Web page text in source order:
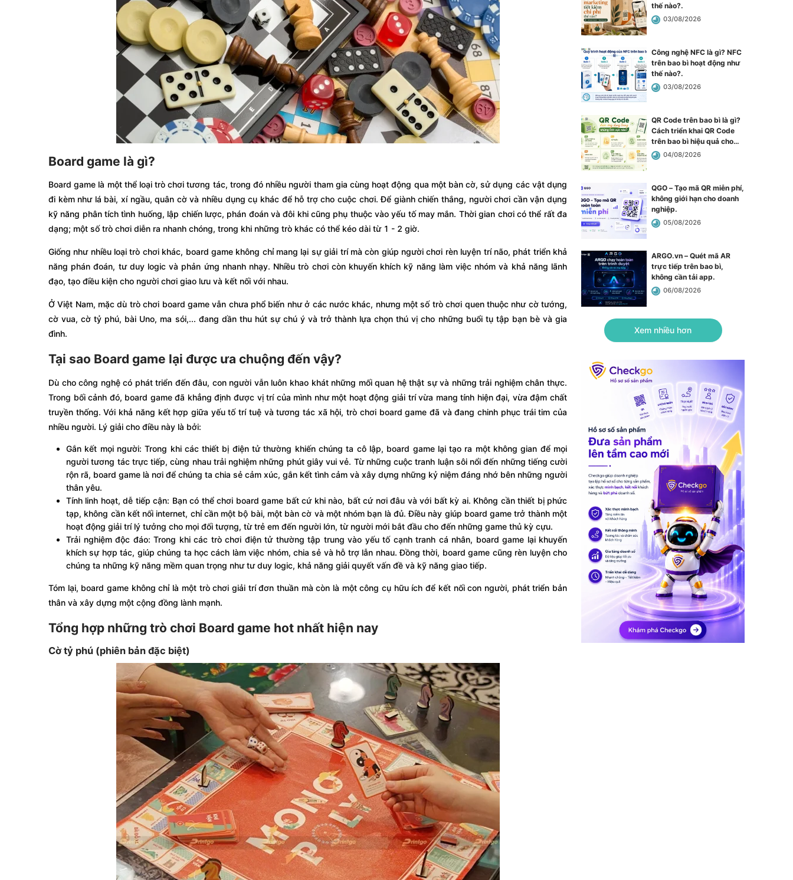
Board game là gì?
Board game là một thể loại trò chơi tương tác, trong đó nhiều người tham gia cùng hoạt động qua một bàn cờ, sử dụng các vật dụng
đi kèm như lá bài, xí ngầu, quân cờ và nhiều dụng cụ khác để hỗ trợ cho cuộc chơi. Để giành chiến thắng, người chơi cần vận dụng
kỹ năng phân tích tình huống, lập chiến lược, phán đoán và đôi khi cũng phụ thuộc vào yếu tố may mắn. Thời gian chơi có thể rất đa
dạng; một số trò chơi diễn ra nhanh chóng, trong khi những trò khác có thể kéo dài từ 1 - 2 giờ.
Giống như nhiều loại trò chơi khác, board game không chỉ mang lại sự giải trí mà còn giúp người chơi rèn luyện trí não, phát triển khả
năng phán đoán, tư duy logic và phản ứng nhanh nhạy. Nhiều trò chơi còn khuyến khích kỹ năng làm việc nhóm và khả năng lãnh
đạo, tạo điều kiện cho người chơi giao lưu và kết nối với nhau.
Ở Việt Nam, mặc dù trò chơi board game vẫn chưa phổ biến như ở các nước khác, nhưng một số trò chơi quen thuộc như cờ tướng,
cờ vua, cờ tỷ phú, bài Uno, ma sói,... đang dần thu hút sự chú ý và trở thành lựa chọn thú vị cho những buổi tụ tập bạn bè và gia
đình.
Tại sao Board game lại được ưa chuộng đến vậy?
Dù cho công nghệ có phát triển đến đâu, con người vẫn luôn khao khát những mối quan hệ thật sự và những trải nghiệm chân thực.
Trong bối cảnh đó, board game đã khẳng định được vị trí của mình như một hoạt động giải trí vừa mang tính hiện đại, vừa đậm chất
truyền thống. Với khả năng kết hợp giữa yếu tố trí tuệ và tương tác xã hội, trò chơi board game đã và đang chinh phục trái tim của
nhiều người. Lý giải cho điều này là bởi:
Gắn kết mọi người: Trong khi các thiết bị điện tử thường khiến chúng ta cô lập, board game lại tạo ra một không gian để mọi
người tương tác trực tiếp, cùng nhau trải nghiệm những phút giây vui vẻ. Từ những cuộc tranh luận sôi nổi đến những tiếng cười
rộn rã, board game là nơi để chúng ta chia sẻ cảm xúc, gắn kết tình cảm và xây dựng những kỷ niệm đáng nhớ bên những người
thân yêu.
Tính linh hoạt, dễ tiếp cận: Bạn có thể chơi board game bất cứ khi nào, bất cứ nơi đâu và với bất kỳ ai. Không cần thiết bị phức
tạp, không cần kết nối internet, chỉ cần một bộ bài, một bàn cờ và một nhóm bạn là đủ. Điều này giúp board game trở thành một
hoạt động giải trí lý tưởng cho mọi đối tượng, từ trẻ em đến người lớn, từ người mới bắt đầu cho đến những game thủ kỳ cựu.
Trải nghiệm độc đáo: Trong khi các trò chơi điện tử thường tập trung vào yếu tố cạnh tranh cá nhân, board game lại khuyến
khích sự hợp tác, giúp chúng ta học cách làm việc nhóm, chia sẻ và hỗ trợ lẫn nhau. Đồng thời, board game cũng rèn luyện cho
chúng ta những kỹ năng mềm quan trọng như tư duy logic, khả năng giải quyết vấn đề và kỹ năng giao tiếp.
Tóm lại, board game không chỉ là một trò chơi giải trí đơn thuần mà còn là một công cụ hữu ích để kết nối con người, phát triển bản
thân và xây dựng một cộng đồng lành mạnh.
Tổng hợp những trò chơi Board game hot nhất hiện nay
Cờ tỷ phú (phiên bản đặc biệt)
thế nào?.
03/08/2026
Công nghệ NFC là gì? NFC
trên bao bì hoạt động như
thế nào?.
03/08/2026
QR Code trên bao bì là gì?
Cách triển khai QR Code
trên bao bì hiệu quả cho
doanh nghiệp.
04/08/2026
QGO – Tạo mã QR miễn phí,
không giới hạn cho doanh
nghiệp.
05/08/2026
ARGO.vn – Quét mã AR
trực tiếp trên bao bì,
không cần tải app.
06/08/2026
Xem nhiều hơn